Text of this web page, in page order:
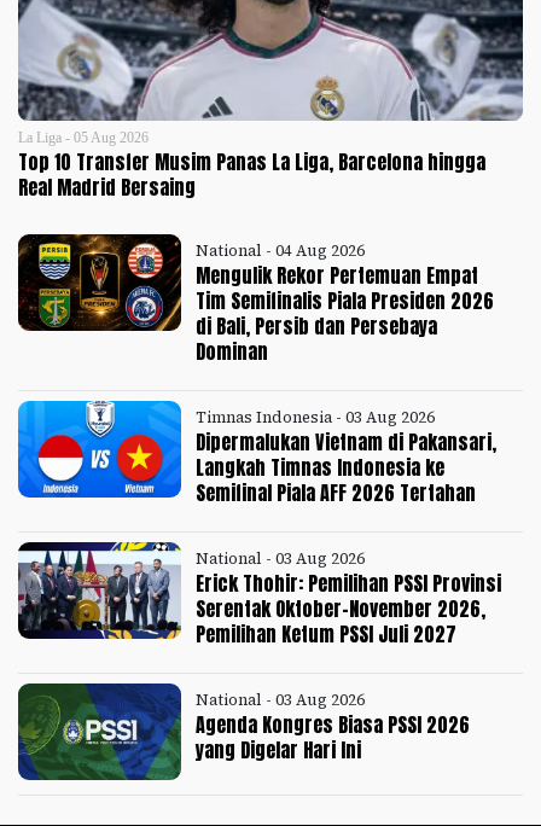
La Liga - 05 Aug 2026
Top 10 Transfer Musim Panas La Liga, Barcelona hingga
Real Madrid Bersaing
National - 04 Aug 2026
Mengulik Rekor Pertemuan Empat
Tim Semifinalis Piala Presiden 2026
di Bali, Persib dan Persebaya
Dominan
Timnas Indonesia - 03 Aug 2026
Dipermalukan Vietnam di Pakansari,
Langkah Timnas Indonesia ke
Semifinal Piala AFF 2026 Tertahan
National - 03 Aug 2026
Erick Thohir: Pemilihan PSSI Provinsi
Serentak Oktober-November 2026,
Pemilihan Ketum PSSI Juli 2027
National - 03 Aug 2026
Agenda Kongres Biasa PSSI 2026
yang Digelar Hari Ini